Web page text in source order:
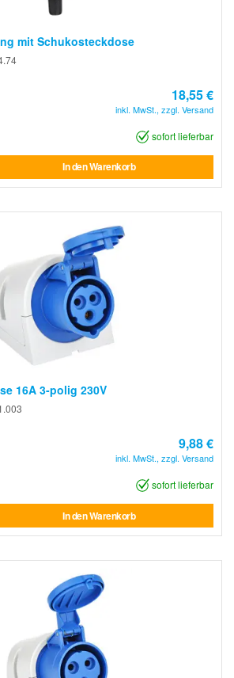
mit Schukosteckdose
18,55 €
inkl. MwSt., zzgl. Versand
sofort lieferbar
In den Warenkorb
16A 3-polig 230V
9,88 €
inkl. MwSt., zzgl. Versand
sofort lieferbar
In den Warenkorb